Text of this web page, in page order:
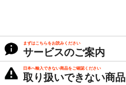
まずはこちらをお読みください
サービスのご案内
日本へ輸入できない商品をご確認ください
取り扱いできない商品